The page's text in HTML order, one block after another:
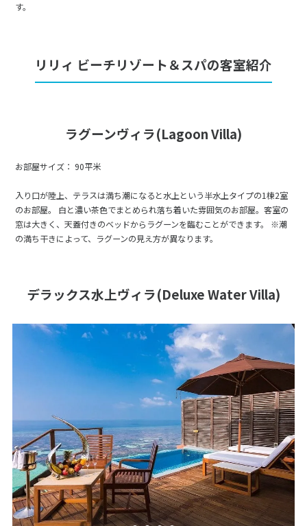
す。
リリィ ビーチリゾート＆スパの客室紹介
ラグーンヴィラ(Lagoon Villa)
お部屋サイズ： 90平米
入り口が陸上、テラスは満ち潮になると水上という半水上タイプの1棟2室
のお部屋。 白と濃い茶色でまとめられ落ち着いた雰囲気のお部屋。客室の
窓は大きく、天蓋付きのベッドからラグーンを臨むことができます。 ※潮
の満ち干きによって、ラグーンの見え方が異なります。
デラックス水上ヴィラ(Deluxe Water Villa)